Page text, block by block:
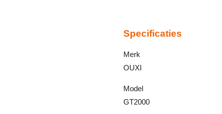
Specificaties
Merk
OUXI
Model
GT2000